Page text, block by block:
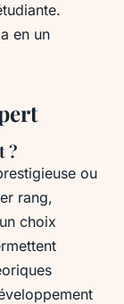
en un
?
ou
rang,
choix